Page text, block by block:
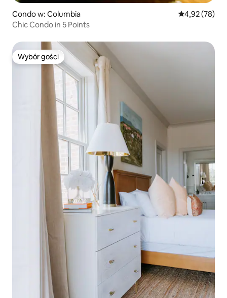
Condo w: Columbia Średnia
4,92 (78)
Chic Condo in 5 Points
Wybór gości
Wybór gości